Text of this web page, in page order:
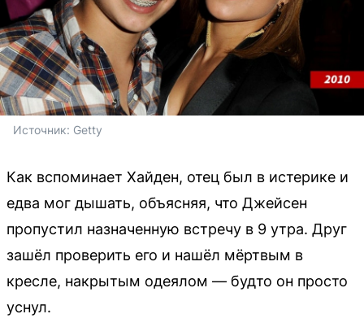
Источник: Getty
Как вспоминает Хайден, отец был в истерике и
едва мог дышать, объясняя, что Джейсен
пропустил назначенную встречу в 9 утра. Друг
зашёл проверить его и нашёл мёртвым в
кресле, накрытым одеялом — будто он просто
уснул.